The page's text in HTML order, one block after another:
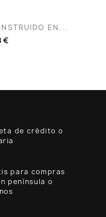
EN...
€
de crédito o
para compras
península o